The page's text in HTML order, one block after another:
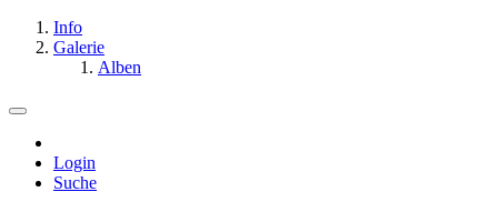
Info
Galerie
Alben
Login
Suche